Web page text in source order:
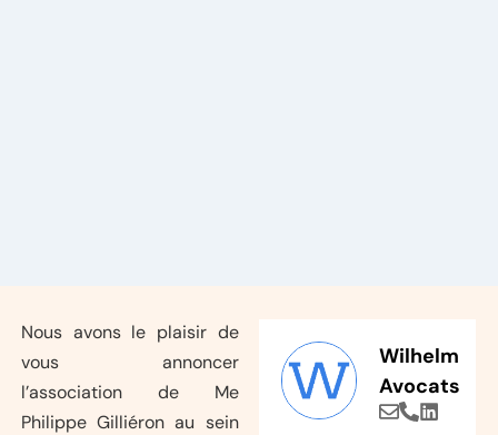
Nous avons le plaisir de
vous annoncer
l’association de Me
Philippe Gilliéron au sein
Wilhelm
Avocats